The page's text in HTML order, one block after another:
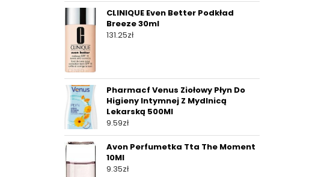
CLINIQUE Even Better Podkład
Breeze 30ml
131.25zł
Pharmacf Venus Ziołowy Płyn Do
Higieny Intymnej Z Mydlnicą
Lekarską 500Ml
9.59zł
Avon Perfumetka Tta The Moment
10Ml
9.35zł